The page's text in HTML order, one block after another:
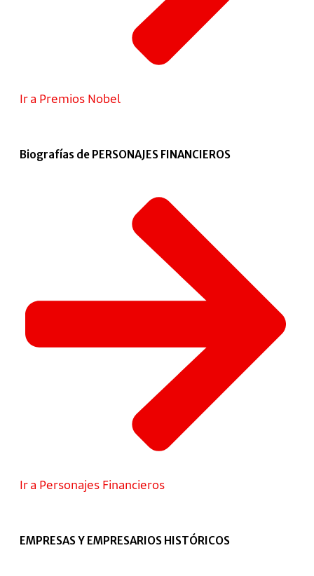
Ir a Premios Nobel
Biografías de PERSONAJES FINANCIEROS
Ir a Personajes Financieros
EMPRESAS Y EMPRESARIOS HISTÓRICOS